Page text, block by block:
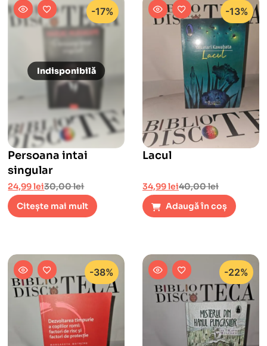
-17%
Persoana intai
singular
30,00lei
24,99lei
Citește mai mult
-13%
Lacul
40,00lei
34,99lei
Adaugă în coș
-38% -22%